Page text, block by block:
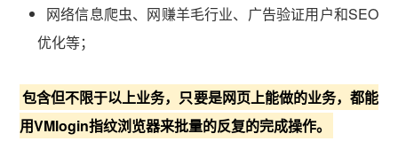
网络信息爬虫、网赚羊毛行业、广告验证用户和SEO
优化等；
包含但不限于以上业务，只要是网页上能做的业务，都能
用VMlogin指纹浏览器来批量的反复的完成操作。